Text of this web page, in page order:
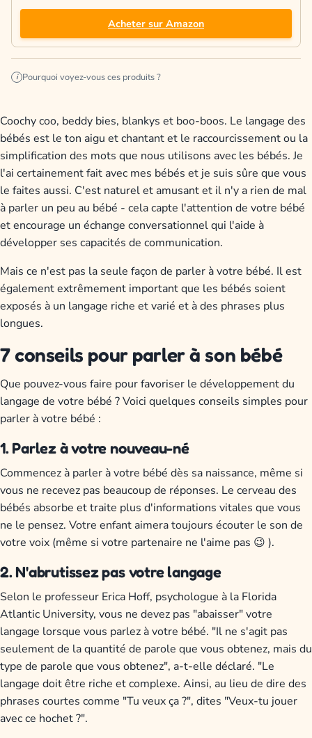
Acheter sur Amazon
i Pourquoi voyez-vous ces produits ?
Coochy coo, beddy bies, blankys et boo-boos. Le langage des
bébés est le ton aigu et chantant et le raccourcissement ou la
simplification des mots que nous utilisons avec les bébés. Je
l'ai certainement fait avec mes bébés et je suis sûre que vous
le faites aussi. C'est naturel et amusant et il n'y a rien de mal
à parler un peu au bébé - cela capte l'attention de votre bébé
et encourage un échange conversationnel qui l'aide à
développer ses capacités de communication.
Mais ce n'est pas la seule façon de parler à votre bébé. Il est
également extrêmement important que les bébés soient
exposés à un langage riche et varié et à des phrases plus
longues.
7 conseils pour parler à son bébé
Que pouvez-vous faire pour favoriser le développement du
langage de votre bébé ? Voici quelques conseils simples pour
parler à votre bébé :
1. Parlez à votre nouveau-né
Commencez à parler à votre bébé dès sa naissance, même si
vous ne recevez pas beaucoup de réponses. Le cerveau des
bébés absorbe et traite plus d'informations vitales que vous
ne le pensez. Votre enfant aimera toujours écouter le son de
votre voix (même si votre partenaire ne l'aime pas 😉 ).
2. N'abrutissez pas votre langage
Selon le professeur Erica Hoff, psychologue à la Florida
Atlantic University, vous ne devez pas "abaisser" votre
langage lorsque vous parlez à votre bébé. "Il ne s'agit pas
seulement de la quantité de parole que vous obtenez, mais du
type de parole que vous obtenez", a-t-elle déclaré. "Le
langage doit être riche et complexe. Ainsi, au lieu de dire des
phrases courtes comme "Tu veux ça ?", dites "Veux-tu jouer
avec ce hochet ?".